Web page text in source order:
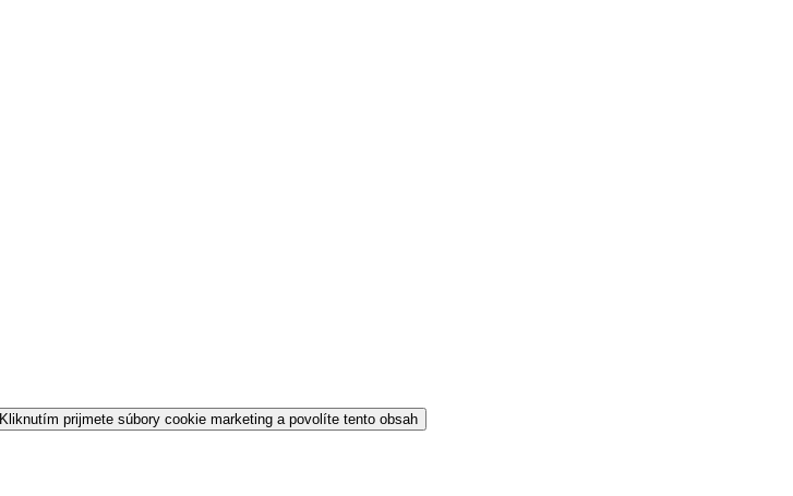
Kliknutím prijmete súbory cookie marketing a povolíte tento obsah